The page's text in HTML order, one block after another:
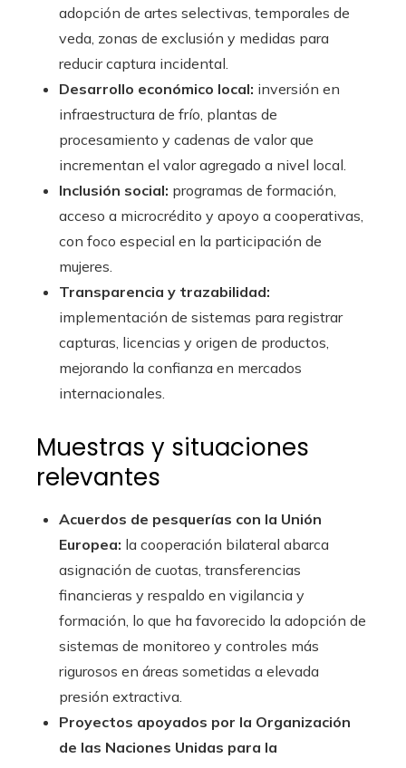
adopción de artes selectivas, temporales de
veda, zonas de exclusión y medidas para
reducir captura incidental.
Desarrollo económico local: inversión en
infraestructura de frío, plantas de
procesamiento y cadenas de valor que
incrementan el valor agregado a nivel local.
Inclusión social: programas de formación,
acceso a microcrédito y apoyo a cooperativas,
con foco especial en la participación de
mujeres.
Transparencia y trazabilidad:
implementación de sistemas para registrar
capturas, licencias y origen de productos,
mejorando la confianza en mercados
internacionales.
Muestras y situaciones
relevantes
Acuerdos de pesquerías con la Unión
Europea: la cooperación bilateral abarca
asignación de cuotas, transferencias
financieras y respaldo en vigilancia y
formación, lo que ha favorecido la adopción de
sistemas de monitoreo y controles más
rigurosos en áreas sometidas a elevada
presión extractiva.
Proyectos apoyados por la Organización
de las Naciones Unidas para la